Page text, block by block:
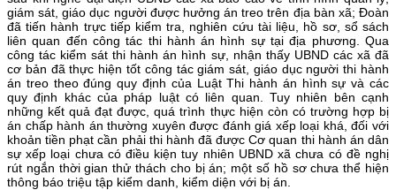
giám sát, giáo dục người được hưởng án treo trên địa bàn xã; Đoàn
đã tiến hành trực tiếp kiểm tra, nghiên cứu tài liệu, hồ sơ, sổ sách
liên quan đến công tác thi hành án hình sự tại địa phương. Qua
công tác kiểm sát thi hành án hình sự, nhận thấy UBND các xã đã
cơ bản đã thực hiện tốt công tác giám sát, giáo dục người thi hành
án treo theo đúng quy định của Luật Thi hành án hình sự và các
quy định khác của pháp luật có liên quan. Tuy nhiên bên cạnh
những kết quả đạt được, quá trình thực hiện còn có trường hợp bị
án chấp hành án thường xuyên được đánh giá xếp loại khá, đối với
khoản tiền phạt cần phải thi hành đã được Cơ quan thi hành án dân
sự xếp loại chưa có điều kiện tuy nhiên UBND xã chưa có đề nghị
rút ngắn thời gian thử thách cho bị án; một số hồ sơ chưa thể hiện
thông báo triệu tập kiểm danh, kiểm diện với bị án.